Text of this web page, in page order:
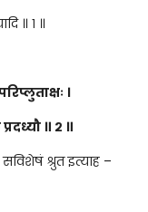
॥ १ ॥
।
॥ २ ॥
सविशेषं श्रुत इत्याह –